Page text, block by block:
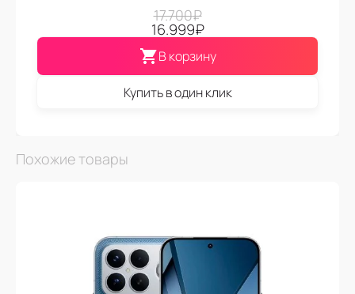
17.700₽
16.999₽
В корзину
Купить в один клик
Похожие товары